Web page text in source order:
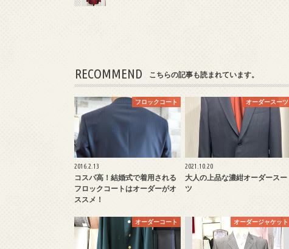
RECOMMEND こちらの記事も読まれています。
フロックコート
2016.2.13
コスパ高！結婚式で着用される
フロックコートはオーダーがオ
ススメ！
オーダースーツ
2021.10.20
大人の上品な濃紺オーダースー
ツ
オーダーコート オーダージャケット